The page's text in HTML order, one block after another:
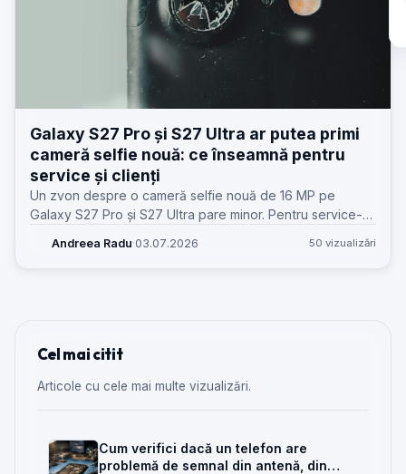
Galaxy S27 Pro și S27 Ultra ar putea primi
cameră selfie nouă: ce înseamnă pentru
service și clienți
Un zvon despre o cameră selfie nouă de 16 MP pe
Galaxy S27 Pro și S27 Ultra pare minor. Pentru service-
clienților.
Andreea Radu·03.07.2026 50 vizualizări
Cel mai citit
Articole cu cele mai multe vizualizări.
Cum verifici dacă un telefon are
problemă de semnal din antenă, din